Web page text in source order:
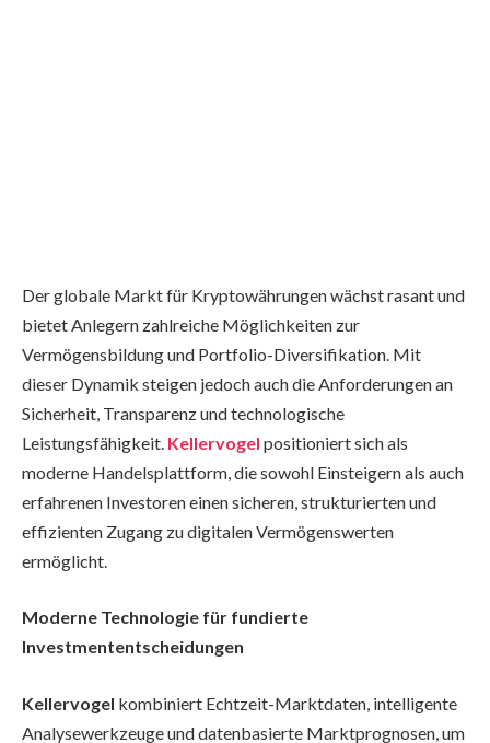
Der globale Markt für Kryptowährungen wächst rasant und
bietet Anlegern zahlreiche Möglichkeiten zur
Vermögensbildung und Portfolio-Diversifikation. Mit
dieser Dynamik steigen jedoch auch die Anforderungen an
Sicherheit, Transparenz und technologische
Leistungsfähigkeit. Kellervogel positioniert sich als
moderne Handelsplattform, die sowohl Einsteigern als auch
erfahrenen Investoren einen sicheren, strukturierten und
effizienten Zugang zu digitalen Vermögenswerten
ermöglicht.
Moderne Technologie für fundierte
Investmententscheidungen
Kellervogel kombiniert Echtzeit-Marktdaten, intelligente
Analysewerkzeuge und datenbasierte Marktprognosen, um